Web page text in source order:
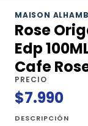
MAISON
Rose
Edp
Cafe
PRECIO
$7.990
DESCRIPCIÓN